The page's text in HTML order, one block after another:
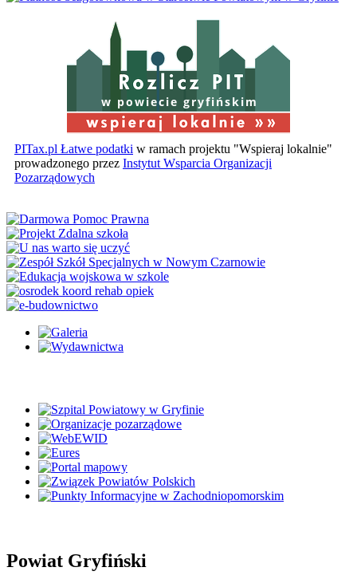
w powiecie gryfińskim
PITax.pl Łatwe podatki w ramach projektu "Wspieraj lokalnie"
prowadzonego przez Instytut Wsparcia Organizacji
Pozarządowych
Powiat Gryfiński